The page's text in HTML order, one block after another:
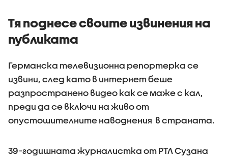
Тя поднесе своите извинения на
публиката
Германска телевизионна репортерка се
извини, след като в интернет беше
разпространено видео как се маже с кал,
преди да се включи на живо от
опустошителните наводнения в страната.
39-годишната журналистка от РТЛ Сузана